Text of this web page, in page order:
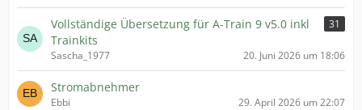
Vollständige Übersetzung für A-Train 9 v5.0 inkl
Trainkits
31
Sascha_1977 20. Juni 2026 um 18:06
Stromabnehmer
Ebbi 29. April 2026 um 22:07